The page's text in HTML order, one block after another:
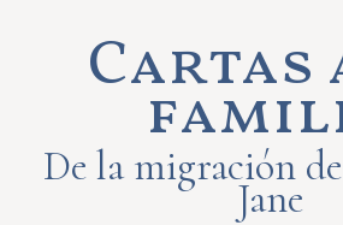
Cartas
De la migración
Jane